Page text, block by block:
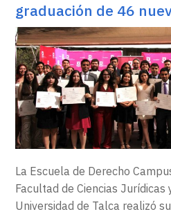
SECRETARÍA DE FACULTAD
REVISTAS
INVESTIGACIÓN
EXTENSIÓN
CONTACTO
graduación de 46
La Escuela de Derecho
Facultad de Ciencias Jurídicas
Universidad de Talca realizó